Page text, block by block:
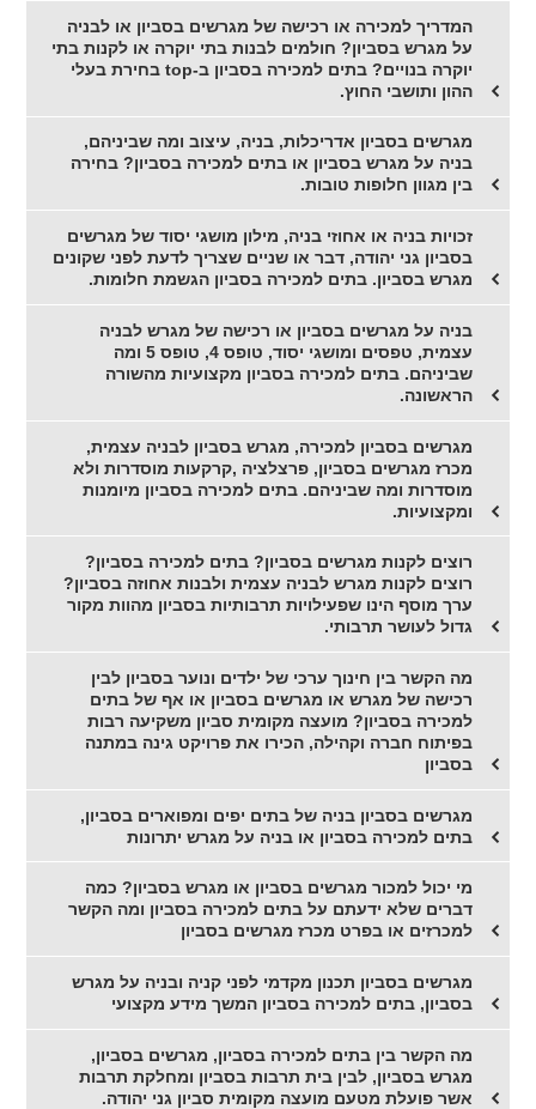
המדריך למכירה או רכישה של מגרשים בסביון או לבניה
על מגרש בסביון? חולמים לבנות בתי יוקרה או לקנות בתי
יוקרה בנויים? בתים למכירה בסביון ב-top בחירת בעלי
ההון ותושבי החוץ.
מגרשים בסביון אדריכלות, בניה, עיצוב ומה שביניהם,
בניה על מגרש בסביון או בתים למכירה בסביון? בחירה
בין מגוון חלופות טובות.
זכויות בניה או אחוזי בניה, מילון מושגי יסוד של מגרשים
בסביון גני יהודה, דבר או שניים שצריך לדעת לפני שקונים
מגרש בסביון. בתים למכירה בסביון הגשמת חלומות.
בניה על מגרשים בסביון או רכישה של מגרש לבניה
עצמית, טפסים ומושגי יסוד, טופס 4, טופס 5 ומה
שביניהם. בתים למכירה בסביון מקצועיות מהשורה
הראשונה.
מגרשים בסביון למכירה, מגרש בסביון לבניה עצמית,
מכרז מגרשים בסביון, פרצלציה ,קרקעות מוסדרות ולא
מוסדרות ומה שביניהם. בתים למכירה בסביון מיומנות
ומקצועיות.
רוצים לקנות מגרשים בסביון? בתים למכירה בסביון?
רוצים לקנות מגרש לבניה עצמית ולבנות אחוזה בסביון?
ערך מוסף הינו שפעילויות תרבותיות בסביון מהוות מקור
גדול לעושר תרבותי.
מה הקשר בין חינוך ערכי של ילדים ונוער בסביון לבין
רכישה של מגרש או מגרשים בסביון או אף של בתים
למכירה בסביון? מועצה מקומית סביון משקיעה רבות
בפיתוח חברה וקהילה, הכירו את פרויקט גינה במתנה
בסביון
מגרשים בסביון בניה של בתים יפים ומפוארים בסביון,
בתים למכירה בסביון או בניה על מגרש יתרונות
מי יכול למכור מגרשים בסביון או מגרש בסביון? כמה
דברים שלא ידעתם על בתים למכירה בסביון ומה הקשר
למכרזים או בפרט מכרז מגרשים בסביון
מגרשים בסביון תכנון מקדמי לפני קניה ובניה על מגרש
בסביון, בתים למכירה בסביון המשך מידע מקצועי
מה הקשר בין בתים למכירה בסביון, מגרשים בסביון,
מגרש בסביון, לבין בית תרבות בסביון ומחלקת תרבות
אשר פועלת מטעם מועצה מקומית סביון גני יהודה.